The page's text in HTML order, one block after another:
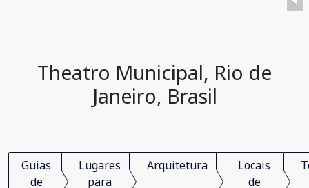
Theatro Municipal, Rio de
Janeiro, Brasil
Guias
de
Lugares
para
Arquitetura
Locais
de